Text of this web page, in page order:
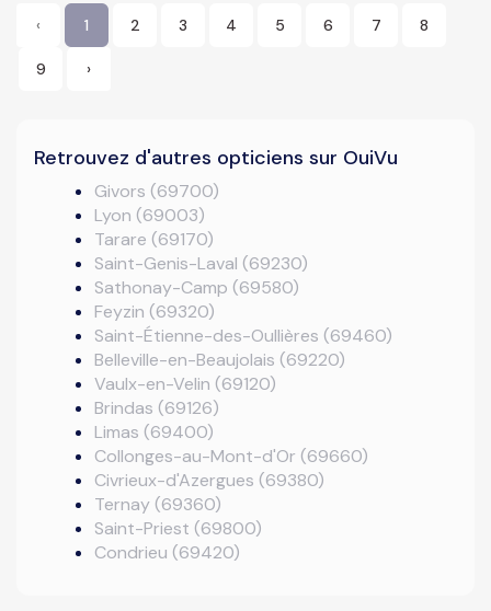
‹ 1 2 3 4 5 6 7 8
9 ›
Retrouvez d'autres opticiens sur OuiVu
Givors (69700)
Lyon (69003)
Tarare (69170)
Saint-Genis-Laval (69230)
Sathonay-Camp (69580)
Feyzin (69320)
Saint-Étienne-des-Oullières (69460)
Belleville-en-Beaujolais (69220)
Vaulx-en-Velin (69120)
Brindas (69126)
Limas (69400)
Collonges-au-Mont-d'Or (69660)
Civrieux-d'Azergues (69380)
Ternay (69360)
Saint-Priest (69800)
Condrieu (69420)